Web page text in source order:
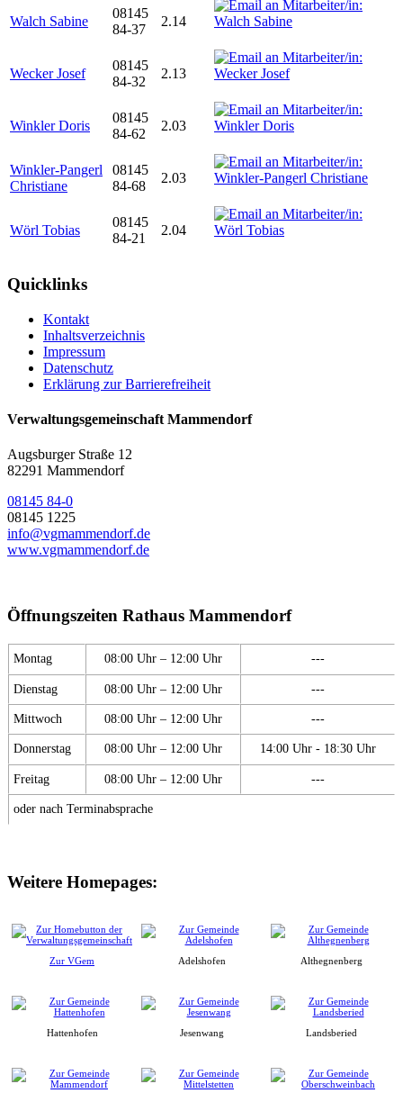
Walch Sabine
08145
84-37
2.14
Wecker Josef
08145
84-32
2.13
Winkler Doris
08145
84-62
2.03
Winkler-Pangerl
Christiane
08145
84-68
2.03
Wörl Tobias
08145
84-21
2.04
Quicklinks
Kontakt
Inhaltsverzeichnis
Impressum
Datenschutz
Erklärung zur Barrierefreiheit
Verwaltungsgemeinschaft Mammendorf
Augsburger Straße 12
82291 Mammendorf
08145 84-0
08145 1225
info@vgmammendorf.de
www.vgmammendorf.de
Öffnungszeiten Rathaus Mammendorf
Montag 08:00 Uhr – 12:00 Uhr ---
Dienstag 08:00 Uhr – 12:00 Uhr ---
Mittwoch 08:00 Uhr – 12:00 Uhr ---
Donnerstag 08:00 Uhr – 12:00 Uhr 14:00 Uhr - 18:30 Uhr
Freitag 08:00 Uhr – 12:00 Uhr ---
oder nach Terminabsprache
Weitere Homepages:
Zur VGem Adelshofen Althegnenberg
Hattenhofen Jesenwang Landsberied